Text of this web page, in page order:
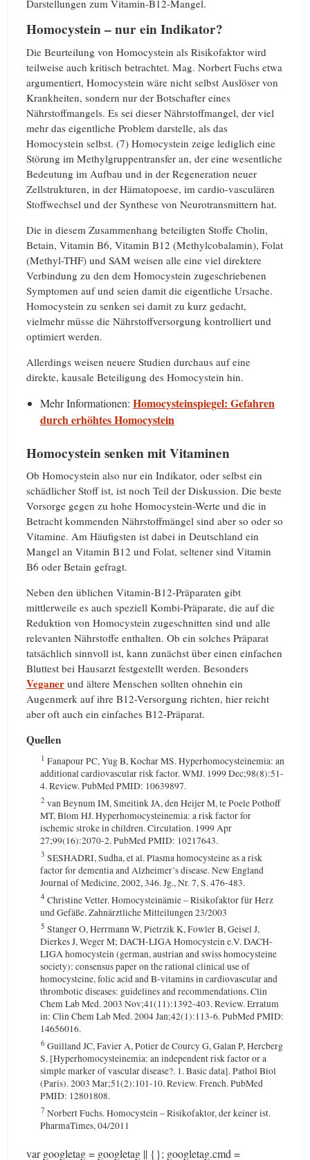
Darstellungen zum Vitamin-B12-Mangel.
Homocystein – nur ein Indikator?
Die Beurteilung von Homocystein als Risikofaktor wird
teilweise auch kritisch betrachtet. Mag. Norbert Fuchs etwa
argumentiert, Homocystein wäre nicht selbst Auslöser von
Krankheiten, sondern nur der Botschafter eines
Nährstoffmangels. Es sei dieser Nährstoffmangel, der viel
mehr das eigentliche Problem darstelle, als das
Homocystein selbst. (7) Homocystein zeige lediglich eine
Störung im Methylgruppentransfer an, der eine wesentliche
Bedeutung im Aufbau und in der Regeneration neuer
Zellstrukturen, in der Hämatopoese, im cardio-vasculären
Stoffwechsel und der Synthese von Neurotransmittern hat.
Die in diesem Zusammenhang beteiligten Stoffe Cholin,
Betain, Vitamin B6, Vitamin B12 (Methylcobalamin), Folat
(Methyl-THF) und SAM weisen alle eine viel direktere
Verbindung zu den dem Homocystein zugeschriebenen
Symptomen auf und seien damit die eigentliche Ursache.
Homocystein zu senken sei damit zu kurz gedacht,
vielmehr müsse die Nährstoffversorgung kontrolliert und
optimiert werden.
Allerdings weisen neuere Studien durchaus auf eine
direkte, kausale Beteiligung des Homocystein hin.
Mehr Informationen: Homocysteinspiegel: Gefahren
durch erhöhtes Homocystein
Homocystein senken mit Vitaminen
Ob Homocystein also nur ein Indikator, oder selbst ein
schädlicher Stoff ist, ist noch Teil der Diskussion. Die beste
Vorsorge gegen zu hohe Homocystein-Werte und die in
Betracht kommenden Nährstoffmängel sind aber so oder so
Vitamine. Am Häufigsten ist dabei in Deutschland ein
Mangel an Vitamin B12 und Folat, seltener sind Vitamin
B6 oder Betain gefragt.
Neben den üblichen Vitamin-B12-Präparaten gibt
mittlerweile es auch speziell Kombi-Präparate, die auf die
Reduktion von Homocystein zugeschnitten sind und alle
relevanten Nährstoffe enthalten. Ob ein solches Präparat
tatsächlich sinnvoll ist, kann zunächst über einen einfachen
Bluttest bei Hausarzt festgestellt werden. Besonders
Veganer und ältere Menschen sollten ohnehin ein
Augenmerk auf ihre B12-Versorgung richten, hier reicht
aber oft auch ein einfaches B12-Präparat.
Quellen
1 Fanapour PC, Yug B, Kochar MS. Hyperhomocysteinemia: an
additional cardiovascular risk factor. WMJ. 1999 Dec;98(8):51-
4. Review. PubMed PMID: 10639897.
2 van Beynum IM, Smeitink JA, den Heijer M, te Poele Pothoff
MT, Blom HJ. Hyperhomocysteinemia: a risk factor for
ischemic stroke in children. Circulation. 1999 Apr
27;99(16):2070-2. PubMed PMID: 10217643.
3 SESHADRI, Sudha, et al. Plasma homocysteine as a risk
factor for dementia and Alzheimer’s disease. New England
Journal of Medicine, 2002, 346. Jg., Nr. 7, S. 476-483.
4 Christine Vetter. Homocysteinämie – Risikofaktor für Herz
und Gefäße. Zahnärztliche Mitteilungen 23/2003
5 Stanger O, Herrmann W, Pietrzik K, Fowler B, Geisel J,
Dierkes J, Weger M; DACH-LIGA Homocystein e.V. DACH-
LIGA homocystein (german, austrian and swiss homocysteine
society): consensus paper on the rational clinical use of
homocysteine, folic acid and B-vitamins in cardiovascular and
thrombotic diseases: guidelines and recommendations. Clin
Chem Lab Med. 2003 Nov;41(11):1392-403. Review. Erratum
in: Clin Chem Lab Med. 2004 Jan;42(1):113-6. PubMed PMID:
14656016.
6 Guilland JC, Favier A, Potier de Courcy G, Galan P, Hercberg
S. [Hyperhomocysteinemia: an independent risk factor or a
simple marker of vascular disease?. 1. Basic data]. Pathol Biol
(Paris). 2003 Mar;51(2):101-10. Review. French. PubMed
PMID: 12801808.
7 Norbert Fuchs. Homocystein – Risikofaktor, der keiner ist.
PharmaTimes, 04/2011
var googletag = googletag || {}; googletag.cmd =